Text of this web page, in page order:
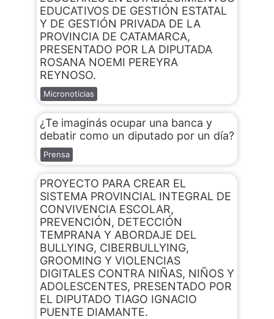
EDUCATIVOS DE GESTIÓN ESTATAL
Y DE GESTIÓN PRIVADA DE LA
PROVINCIA DE CATAMARCA,
PRESENTADO POR LA DIPUTADA
ROSANA NOEMI PEREYRA
REYNOSO.
Micronoticias
¿Te imaginás ocupar una banca y
debatir como un diputado por un día?
Prensa
PROYECTO PARA CREAR EL
SISTEMA PROVINCIAL INTEGRAL DE
CONVIVENCIA ESCOLAR,
PREVENCIÓN, DETECCIÓN
TEMPRANA Y ABORDAJE DEL
BULLYING, CIBERBULLYING,
GROOMING Y VIOLENCIAS
DIGITALES CONTRA NIÑAS, NIÑOS Y
ADOLESCENTES, PRESENTADO POR
EL DIPUTADO TIAGO IGNACIO
PUENTE DIAMANTE.